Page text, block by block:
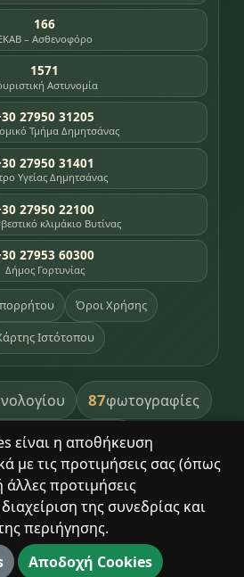
είναι η αποθήκευση
με τις προτιμήσεις σας (όπως
προτιμήσεις
της συνεδρίας και
περιήγησης.
Αποδοχή Cookies
166
– Ασθενοφόρο
1571
Αστυνομία
27950 31205
Τμήμα Δημητσάνας
27950 31401
Υγείας Δημητσάνας
27950 22100
κλιμάκιο Βυτίνας
27953 60300
Δήμος Γορτυνίας
Όροι Χρήσης
Ιστότοπου
87φωτογραφίες
βιβλιοθήκης
κληρονομιάς
και τους ανθρώπους του.
επιφύλαξη παντός δικαιώματος.